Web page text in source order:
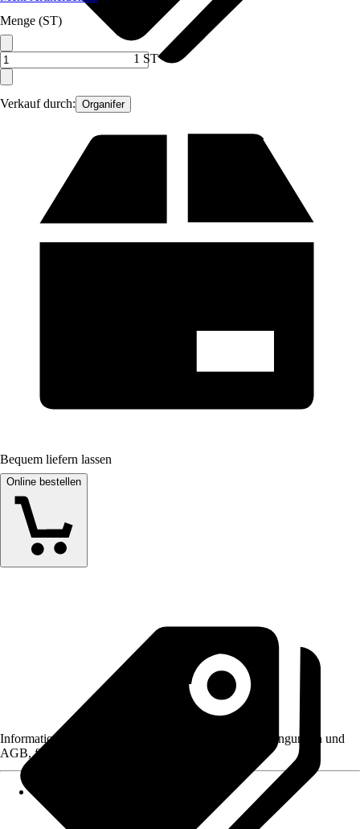
Verkauf durch: Organifer
Menge (ST)
1 ST
Bequem liefern lassen
Online bestellen
Informationen des Verkäufers, wie z. B. Rückgabebedingungen und
AGB, finden Sie bei Klick auf den Verkäufernamen.